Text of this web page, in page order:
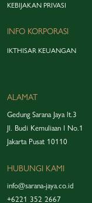
KEBIJAKAN PRIVASI
INFO KORPORASI
IKTHISAR KEUANGAN
ALAMAT
Gedung Sarana Jaya lt.3
Jl. Budi Kemuliaan I No.1
Jakarta Pusat 10110
HUBUNGI KAMI
info@sarana-jaya.co.id
+6221 352 2667